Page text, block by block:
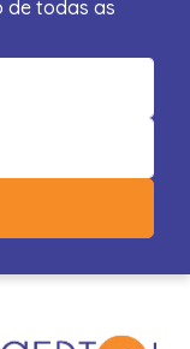
de todas as